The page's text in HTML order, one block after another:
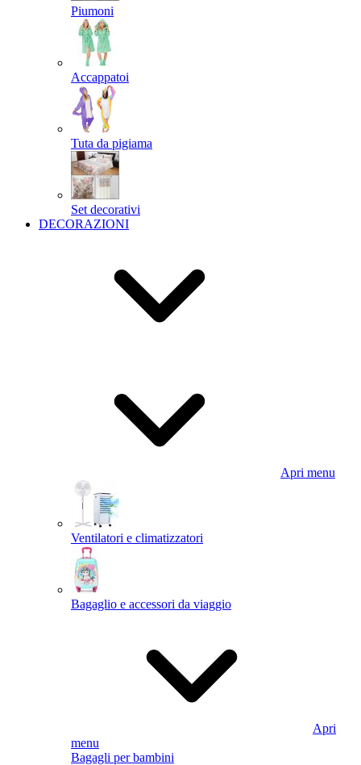
Piumoni
Accappatoi
Tuta da pigiama
Set decorativi
DECORAZIONI
Apri menu
Ventilatori e climatizzatori
Bagaglio e accessori da viaggio
Apri
menu
Bagagli per bambini